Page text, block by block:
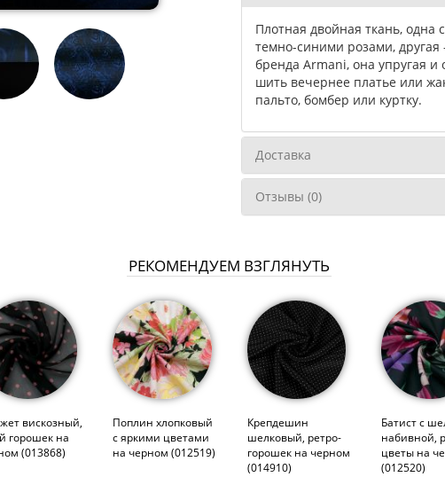
Плотная двойная ткань, одна
темно-синими розами, другая
бренда Armani, она упругая
шить вечернее платье или
пальто, бомбер или куртку.
Доставка
Отзывы (0)
РЕКОМЕНДУЕМ ВЗГЛЯНУТЬ
вискозный,
горошек на
(013868)
Поплин хлопковый
с яркими цветами
на черном (012519)
Крепдешин
шелковый, ретро-
горошек на черном
(014910)
Батист с
набивной,
цветы на
(012520)